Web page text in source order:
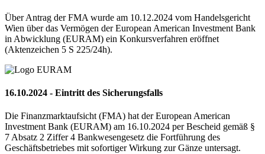
Über Antrag der FMA wurde am 10.12.2024 vom Handelsgericht
Wien über das Vermögen der European American Investment Bank
in Abwicklung (EURAM) ein Konkursverfahren eröffnet
(Aktenzeichen 5 S 225/24h).
16.10.2024 - Eintritt des Sicherungsfalls
Die Finanzmarktaufsicht (FMA) hat der European American
Investment Bank (EURAM) am 16.10.2024 per Bescheid gemäß §
7 Absatz 2 Ziffer 4 Bankwesengesetz die Fortführung des
Geschäftsbetriebes mit sofortiger Wirkung zur Gänze untersagt.